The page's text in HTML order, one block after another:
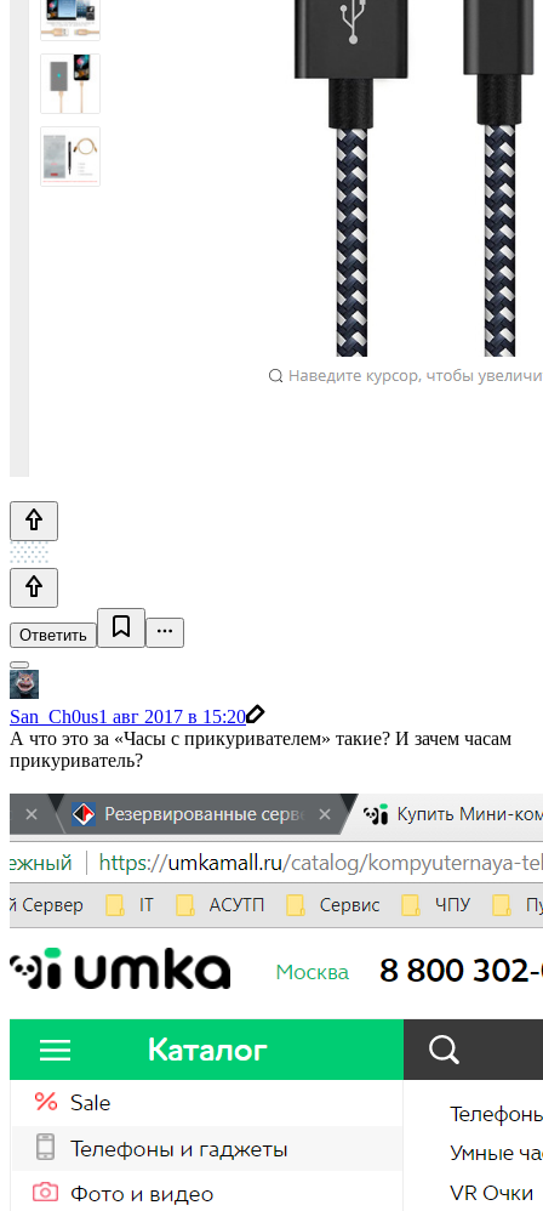
Ответить
San_Ch0us1 авг 2017 в 15:20
А что это за «Часы с прикуривателем» такие? И зачем часам
прикуриватель?